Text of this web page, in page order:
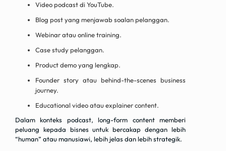
Video podcast di YouTube.
Blog post yang menjawab soalan pelanggan.
Webinar atau online training.
Case study pelanggan.
Product demo yang lengkap.
Founder story atau behind-the-scenes business
journey.
Educational video atau explainer content.
Dalam konteks podcast, long-form content memberi
peluang kepada bisnes untuk bercakap dengan lebih
“human” atau manusiawi, lebih jelas dan lebih strategik.